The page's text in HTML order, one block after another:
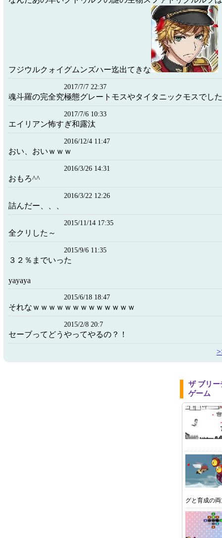
フジウルクォイグムンズハー迄出てきな
2017/7/7 22:37
魂斗羅の完全究極態グレートモスやタイタニックモスでし
2017/7/6 10:33
エイリアン怖すぎ和露汰
2016/12/4 11:47
おい、おいｗｗｗ
2016/3/26 14:31
おもろ^^
2016/3/22 12:26
詰んだー、、、
2015/11/14 17:35
全クリした～
2015/9/6 11:35
３２％までいった
yayaya
2015/6/18 18:47
それなｗｗｗｗｗｗｗｗｗｗｗｗｗ
2015/2/8 20:7
セーブってどうやってやるの？！
ザ ブリー
ゲーム
グと育成の